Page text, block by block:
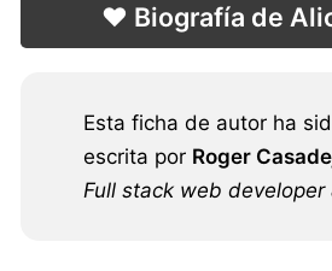
❤️ Biografía de
Esta ficha de autor ha
escrita por Roger
Full stack web developer